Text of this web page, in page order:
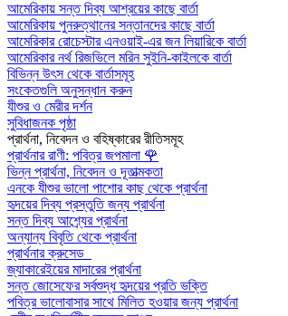
আমেরিকায় সন্ত দিব্য আশ্রয়ের কাছে বার্তা
আমেরিকায় পুনরুত্থানের সন্তানদের কাছে বার্তা
আমেরিকার রোচেস্টার এনওয়াই-এর জন লিয়ারিকে বার্তা
আমেরিকার নর্থ রিজভিলে মরিন সুইনি-কাইলকে বার্তা
বিভিন্ন উৎস থেকে বার্তাসমূহ
সংকেতগুলি অনুসন্ধান করুন
যীশুর ও মেরীর দর্শন
সুবিধাজনক পৃষ্ঠা
প্রার্থনা, নিবেদন ও বহিষ্কারের রীতিসমূহ
প্রার্থনার রাণী: পবিত্র জপমালা 🌹
ভিন্ন প্রার্থনা, নিবেদন ও দূতাত্মকতা
এনকে যীশুর ভালো পাশোর কাছ থেকে প্রার্থনা
হৃদয়ের দিব্য প্রস্তুতি জন্য প্রার্থনা
সন্ত দিব্য আশ্র্যের প্রার্থনা
অন্যান্য বিবৃতি থেকে প্রার্থনা
প্রার্থনার ক্রুসেড
জ্যাকারেইয়ের মাদারের প্রার্থনা
সন্ত জোসেফের সর্বশুদ্ধ হৃদয়ের প্রতি ভক্তি
পবিত্র ভালোবাসার সাথে মিলিত হওয়ার জন্য প্রার্থনা